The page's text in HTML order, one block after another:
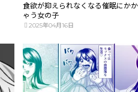
食欲が抑えられなくなる催眠にか
ゃう女の子
2025年04月16日